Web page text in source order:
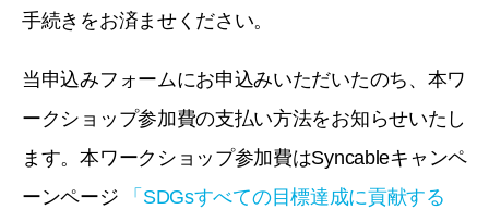
手続きをお済ませください。
当申込みフォームにお申込みいただいたのち、本ワ
ークショップ参加費の支払い方法をお知らせいたし
ます。本ワークショップ参加費はSyncableキャンペ
ーンページ
「SDGsすべての目標達成に貢献する